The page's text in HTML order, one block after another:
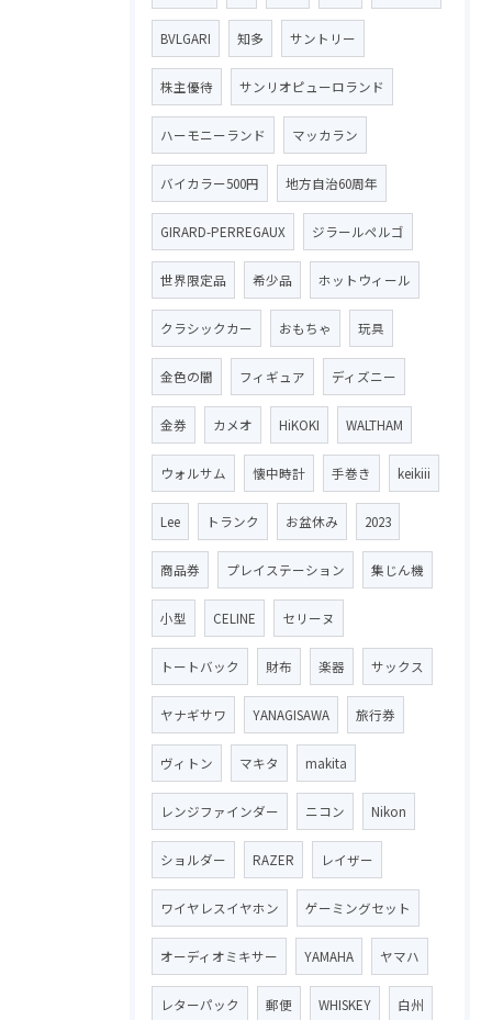
BVLGARI 知多 サントリー
株主優待 サンリオピューロランド
ハーモニーランド マッカラン
バイカラー500円 地方自治60周年
GIRARD-PERREGAUX ジラールペルゴ
世界限定品 希少品 ホットウィール
クラシックカー おもちゃ 玩具
金色の闇 フィギュア ディズニー
金券 カメオ HiKOKI WALTHAM
ウォルサム 懐中時計 手巻き keikiii
Lee トランク お盆休み 2023
商品券 プレイステーション 集じん機
小型 CELINE セリーヌ
トートバック 財布 楽器 サックス
ヤナギサワ YANAGISAWA 旅行券
ヴィトン マキタ makita
レンジファインダー ニコン Nikon
ショルダー RAZER レイザー
ワイヤレスイヤホン ゲーミングセット
オーディオミキサー YAMAHA ヤマハ
レターパック 郵便 WHISKEY 白州